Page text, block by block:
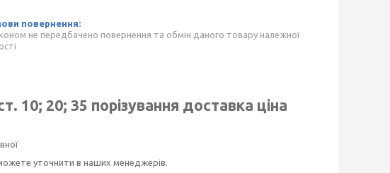
не передбачено повернення та обмін даного товару належної
10; 20; 35 порізування доставка ціна
уточнити в наших менеджерів.